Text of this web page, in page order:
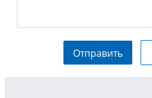
Отправить